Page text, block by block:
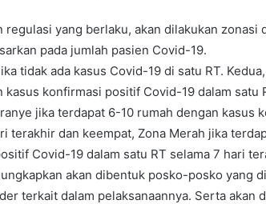
yang berlaku, akan dilakukan zonasi
pada jumlah pasien Covid-19.
tidak ada kasus Covid-19 di satu RT.
konfirmasi positif Covid-19 dalam satu
jika terdapat 6-10 rumah dengan kasus
terakhir dan keempat, Zona Merah jika
Covid-19 dalam satu RT selama 7 hari
akan dibentuk posko-posko yang
terkait dalam pelaksanaannya. Serta akan